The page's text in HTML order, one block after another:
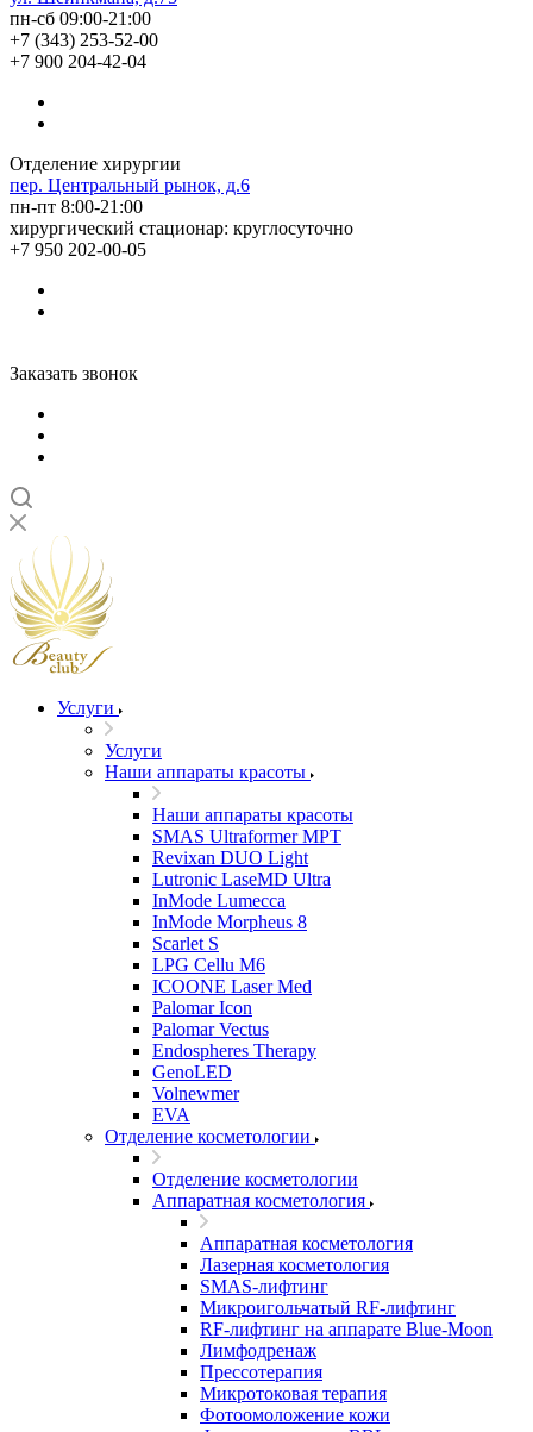
пн-сб 09:00-21:00
+7 (343) 253-52-00
+7 900 204-42-04
Отделение хирургии
пер. Центральный рынок, д.6
пн-пт 8:00-21:00
хирургический стационар: круглосуточно
+7 950 202-00-05
Заказать звонок
Услуги
Услуги
Наши аппараты красоты
Наши аппараты красоты
SMAS Ultraformer MPT
Revixan DUO Light
Lutronic LaseMD Ultra
InMode Lumecca
InMode Morpheus 8
Scarlet S
LPG Cellu M6
ICOONE Laser Med
Palomar Icon
Palomar Vectus
Endospheres Therapy
GenoLED
Volnewmer
EVA
Отделение косметологии
Отделение косметологии
Аппаратная косметология
Аппаратная косметология
Лазерная косметология
SMAS-лифтинг
Микроигольчатый RF-лифтинг
RF-лифтинг на аппарате Blue-Moon
Лимфодренаж
Прессотерапия
Микротоковая терапия
Фотоомоложение кожи